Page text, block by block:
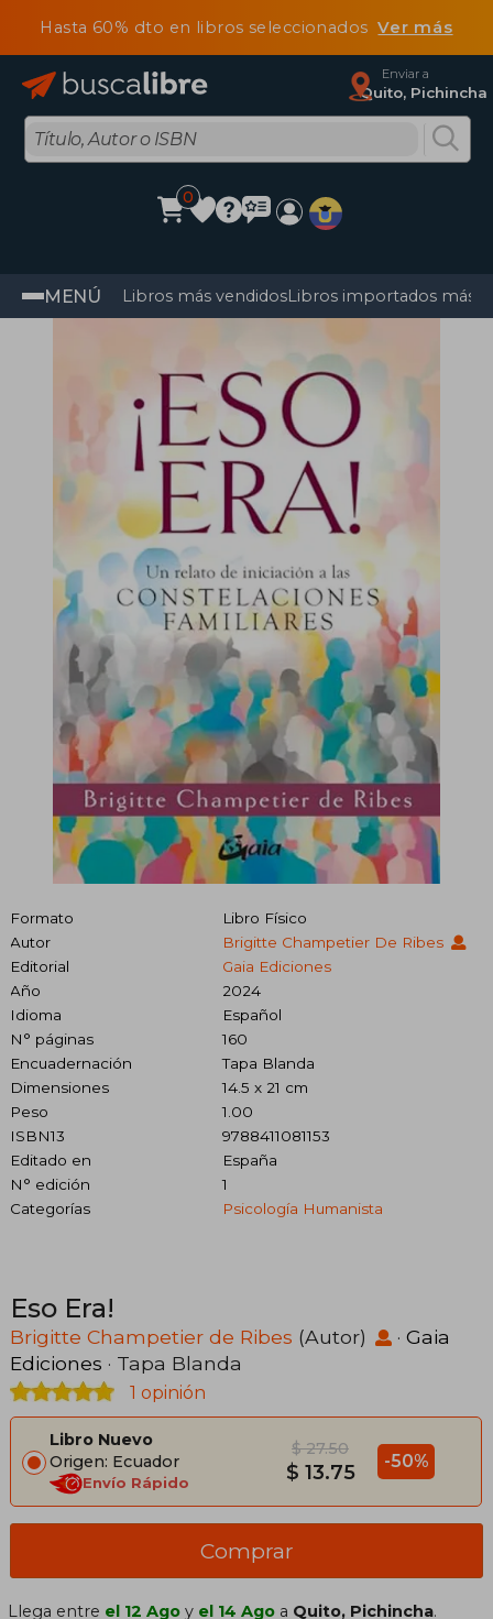
Hasta 60% dto en libros seleccionadosVer más
Enviar a
Quito, Pichincha
0
MENÚ Libros más vendidosLibros importados más
Formato
Libro Físico
Autor
Brigitte Champetier De Ribes
Editorial
Gaia Ediciones
Año
2024
Idioma
Español
N° páginas
160
Encuadernación
Tapa Blanda
Dimensiones
14.5 x 21 cm
Peso
1.00
ISBN13
9788411081153
Editado en
España
N° edición
1
Categorías
Psicología Humanista
Eso Era!
Brigitte Champetier de Ribes (Autor) · Gaia
Ediciones · Tapa Blanda
1 opinión
Libro Nuevo
Origen: Ecuador
Envío Rápido
$ 27.50
$ 13.75 -50%
Comprar
Llega entre el 12 Ago y el 14 Ago a Quito, Pichincha.